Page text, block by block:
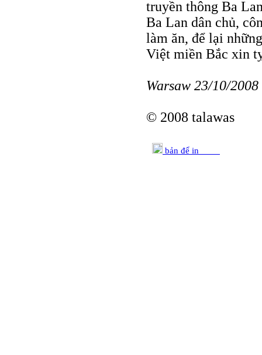
truyền thông Ba
Ba Lan dân chủ,
làm ăn, để lại
Việt miền Bắc xin
Warsaw 23/10/2008
© 2008 talawas
bản để in